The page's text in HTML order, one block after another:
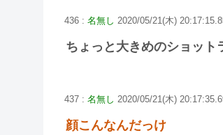
436 : 名無し 2020/05/21(木)
ちょっと大きめのショット
437 : 名無し 2020/05/21(木)
顔こんなんだっけ